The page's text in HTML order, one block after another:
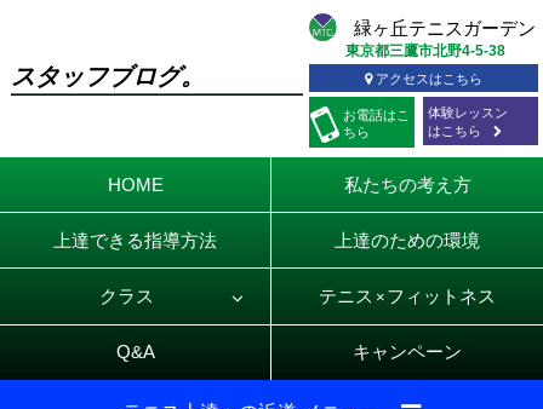
スタッフブログ。
お電話はこ
ちら
東京都三鷹市北野4-5-38
アクセスはこちら
体験レッスン
はこちら
HOME 私たちの考え方
上達できる指導方法 上達のための環境
クラス テニス × フィットネス
Q&A キャンペーン